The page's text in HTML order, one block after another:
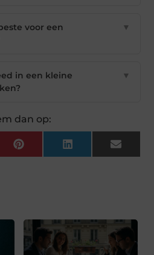
voor een
▼
in een kleine
▼
dan op:
Pinterest LinkedIn Email